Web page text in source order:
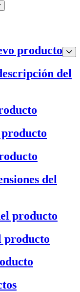
producto
del
del
producto
producto